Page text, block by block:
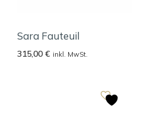
Sara Fauteuil
315,00 € inkl. MwSt.